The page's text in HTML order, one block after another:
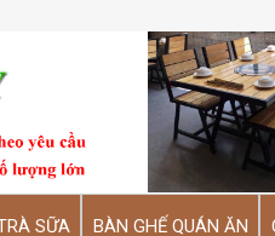
SỮA BÀN GHẾ QUÁN ĂN